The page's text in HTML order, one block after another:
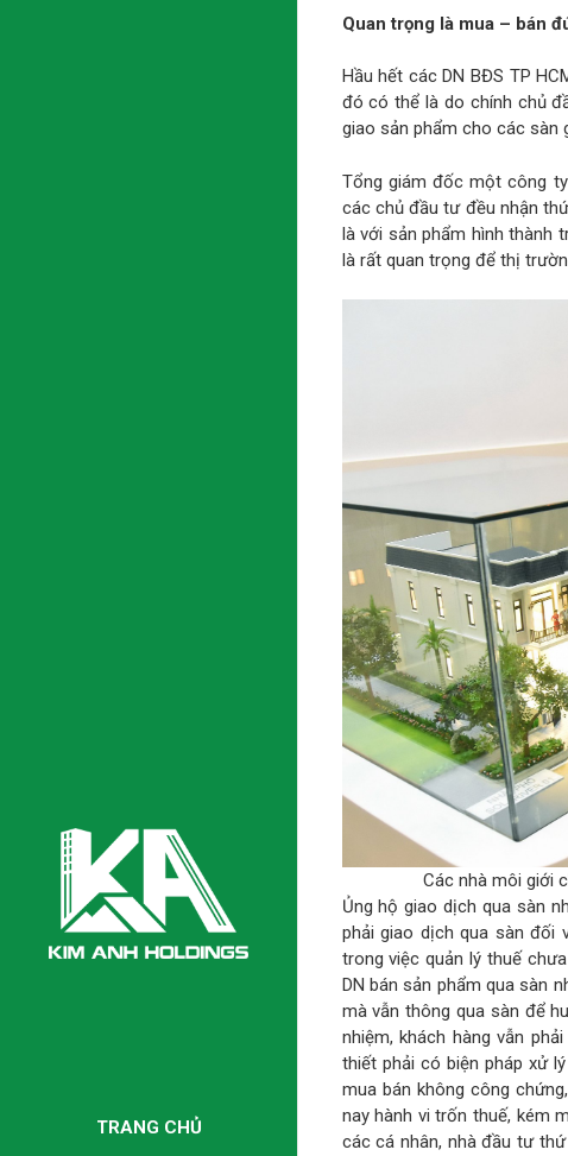
TRANG CHỦ
Quan trọng là mua – bán
Hầu hết các DN BĐS TP
đó có thể là do chính chủ
giao sản phẩm cho các sàn
Tổng giám đốc một công
các chủ đầu tư đều nhận
là với sản phẩm hình thành
là rất quan trọng để thị
Các nhà môi giới
Ủng hộ giao dịch qua sàn
phải giao dịch qua sàn đối
trong việc quản lý thuế
DN bán sản phẩm qua sàn
mà vẫn thông qua sàn để
nhiệm, khách hàng vẫn
thiết phải có biện pháp xử
mua bán không công
nay hành vi trốn thuế, kém
các cá nhân, nhà đầu tư